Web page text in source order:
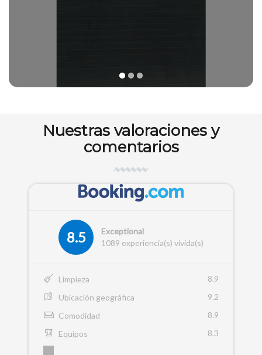
Nuestras valoraciones y
comentarios
8.5
Exceptional
1089 experiencia(s) vivida(s)
Limpieza
8.9
Ubicación geográfica
9.2
Comodidad
8.9
Equipos
8.3